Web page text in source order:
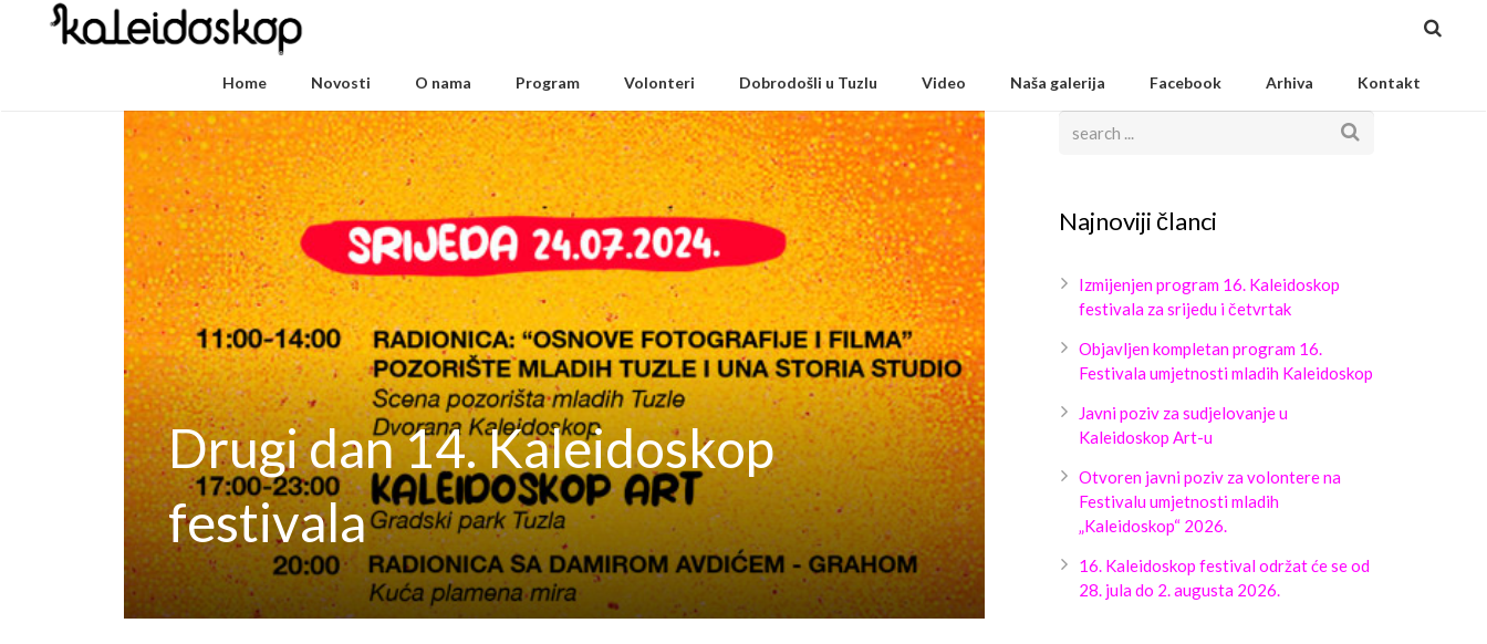
Home Novosti O nama Program Volonteri Dobrodošli u Tuzlu Video Naša galerija Facebook Arhiva Kontakt
Drugi dan 14. Kaleidoskop
festivala
Najnoviji članci
Izmijenjen program 16. Kaleidoskop
festivala za srijedu i četvrtak
Objavljen kompletan program 16.
Festivala umjetnosti mladih Kaleidoskop
Javni poziv za sudjelovanje u
Kaleidoskop Art-u
Otvoren javni poziv za volontere na
Festivalu umjetnosti mladih
„Kaleidoskop“ 2026.
16. Kaleidoskop festival održat će se od
28. jula do 2. augusta 2026.